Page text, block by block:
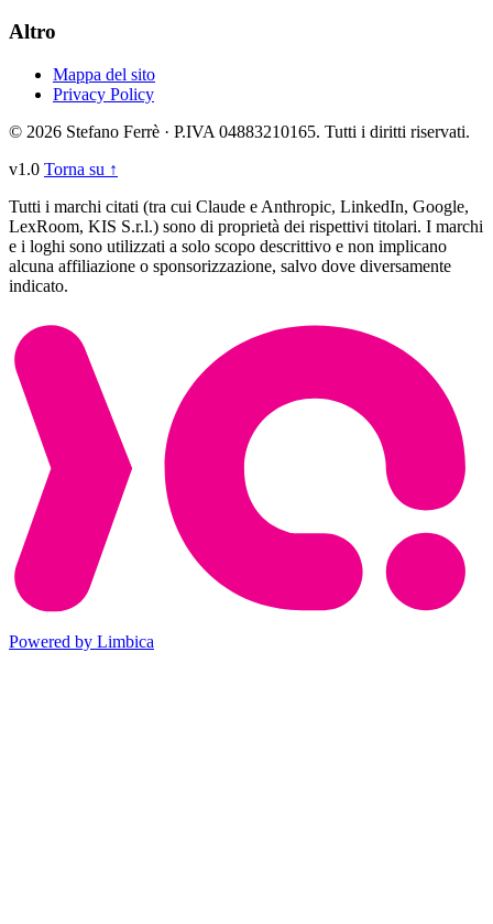
Altro
Mappa del sito
Privacy Policy
© 2026 Stefano Ferrè · P.IVA 04883210165. Tutti i diritti riservati.
v1.0 Torna su ↑
Tutti i marchi citati (tra cui Claude e Anthropic, LinkedIn, Google,
LexRoom, KIS S.r.l.) sono di proprietà dei rispettivi titolari. I marchi
e i loghi sono utilizzati a solo scopo descrittivo e non implicano
alcuna affiliazione o sponsorizzazione, salvo dove diversamente
indicato.
Powered by Limbica